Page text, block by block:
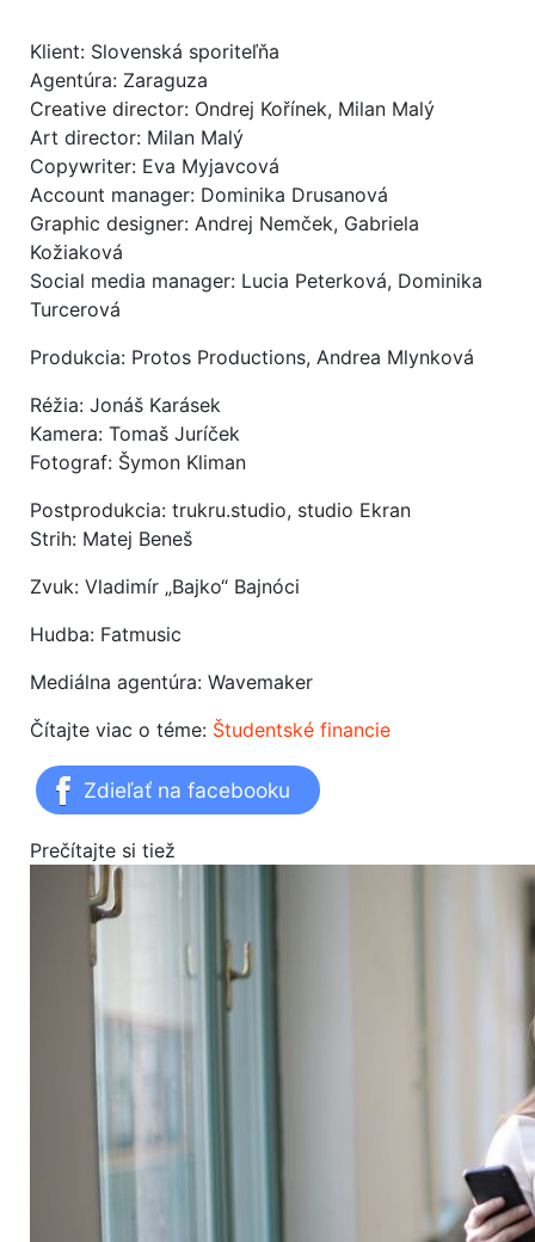
Klient: Slovenská sporiteľňa
Agentúra: Zaraguza
Creative director: Ondrej Kořínek, Milan Malý
Art director: Milan Malý
Copywriter: Eva Myjavcová
Account manager: Dominika Drusanová
Graphic designer: Andrej Nemček, Gabriela
Kožiaková
Social media manager: Lucia Peterková, Dominika
Turcerová
Produkcia: Protos Productions, Andrea Mlynková
Réžia: Jonáš Karásek
Kamera: Tomaš Juríček
Fotograf: Šymon Kliman
Postprodukcia: trukru.studio, studio Ekran
Strih: Matej Beneš
Zvuk: Vladimír „Bajko“ Bajnóci
Hudba: Fatmusic
Mediálna agentúra: Wavemaker
Čítajte viac o téme: Študentské financie
Zdieľať na facebooku
Prečítajte si tiež